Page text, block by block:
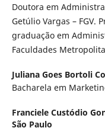
Doutora em
Getúlio Vargas – FGV.
graduação em
Faculdades
Juliana Goes Bortoli
Bacharela em
Franciele Custódio
São Paulo